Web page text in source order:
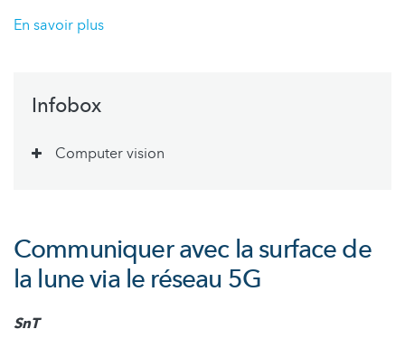
En savoir plus
Infobox
Computer vision
Communiquer avec la surface de
la lune via le réseau 5G
SnT